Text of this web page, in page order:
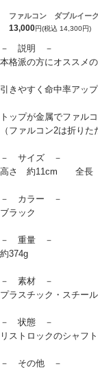
ファルコン ダブルイー
13,000円(税込 14,300円)
－ 説明 －
本格派の方にオススメ
引きやすく命中率アッ
トップが金属でファル
（ファルコン2は折りた
－ サイズ －
高さ 約11cm 全長
－ カラー －
ブラック
－ 重量 －
約374g
－ 素材 －
プラスチック・スチール
－ 状態 －
リストロックのシャフ
－ その他 －